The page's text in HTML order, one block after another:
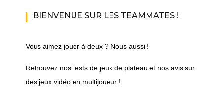
BIENVENUE SUR LES TEAMMATES !
Vous aimez jouer à deux ? Nous aussi !
Retrouvez nos tests de jeux de plateau et nos avis sur
des jeux vidéo en multijoueur !